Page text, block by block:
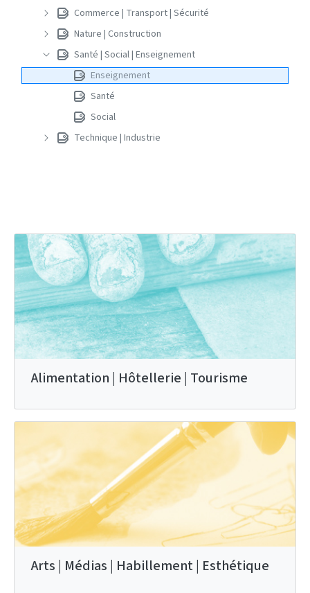
Commerce | Transport | Sécurité
Nature | Construction
Santé | Social | Enseignement
Enseignement
Santé
Social
Technique | Industrie
Alimentation | Hôtellerie | Tourisme
Arts | Médias | Habillement | Esthétique